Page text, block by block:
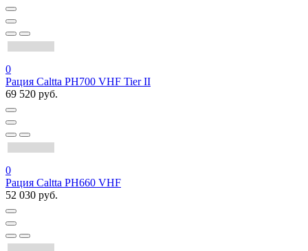
0
Рация Caltta PH700 VHF Tier II
69 520 руб.
0
Рация Caltta PH660 VHF
52 030 руб.